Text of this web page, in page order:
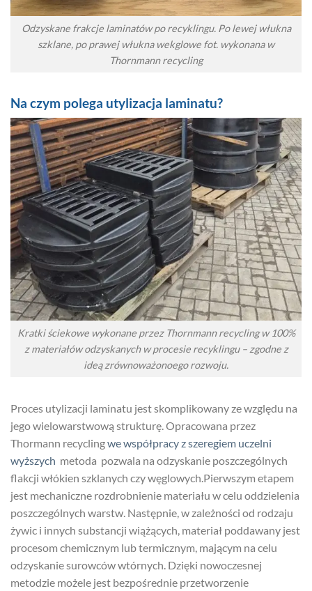
Odzyskane frakcje laminatów po recyklingu. Po lewej włukna
szklane, po prawej włukna wekglowe fot. wykonana w
Thornmann recycling
Na czym polega utylizacja laminatu?
Kratki ściekowe wykonane przez Thornmann recycling w 100%
z materiałów odzyskanych w procesie recyklingu – zgodne z
ideą zrównoważonoego rozwoju.
Proces utylizacji laminatu jest skomplikowany ze względu na
jego wielowarstwową strukturę. Opracowana przez
Thormann recyclingwe współpracy z szeregiem uczelni
wyższych metoda pozwala na odzyskanie poszczególnych
flakcji włókien szklanych czy węglowych.Pierwszym etapem
jest mechaniczne rozdrobnienie materiału w celu oddzielenia
poszczególnych warstw. Następnie, w zależności od rodzaju
żywic i innych substancji wiążących, materiał poddawany jest
procesom chemicznym lub termicznym, mającym na celu
odzyskanie surowców wtórnych. Dzięki nowoczesnej
metodzie możele jest bezpośrednie przetworzenie